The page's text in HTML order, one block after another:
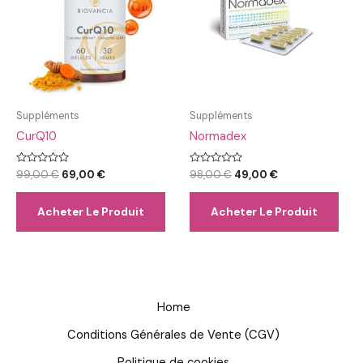
Suppléments
CurQ10
Note
sur
99,00€ Le
était :
99,00 €.
69,00 €Le
est :
69,00 €.
Acheter Le Produit
Suppléments
Normadex
Note
sur
98,00€ Le
était :
98,00 €.
49,00 €Le
est :
49,00 €.
Acheter Le Produit
Home
Conditions Générales de Vente (CGV)